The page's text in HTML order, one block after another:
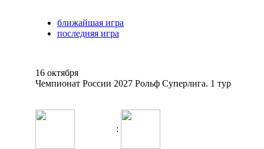
ближайшая игра
последняя игра
16 октября
Чемпионат России 2027 Рольф Суперлига. 1 тур
: